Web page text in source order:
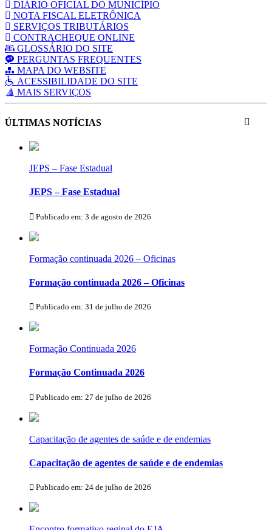
DIÁRIO OFICIAL DO MUNICÍPIO
NOTA FISCAL ELETRÔNICA
SERVIÇOS TRIBUTÁRIOS
CONTRACHEQUE ONLINE
GLOSSÁRIO DO SITE
PERGUNTAS FREQUENTES
MAPA DO WEBSITE
ACESSIBILIDADE DO SITE
MAIS SERVIÇOS
ÚLTIMAS NOTÍCIAS
JEPS – Fase Estadual
JEPS – Fase Estadual
Publicado em: 3 de agosto de 2026
Formação continuada 2026 – Oficinas
Formação continuada 2026 – Oficinas
Publicado em: 31 de julho de 2026
Formação Continuada 2026
Formação Continuada 2026
Publicado em: 27 de julho de 2026
Capacitação de agentes de saúde e de endemias
Capacitação de agentes de saúde e de endemias
Publicado em: 24 de julho de 2026